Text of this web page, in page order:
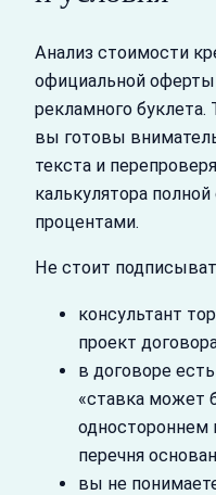
Анализ стоимости
официальной оферты
рекламного буклета.
вы готовы
текста и
калькулятора
процентами.
Не стоит
консультант
проект
в договоре
«ставка может
одностороннем
перечня
вы не